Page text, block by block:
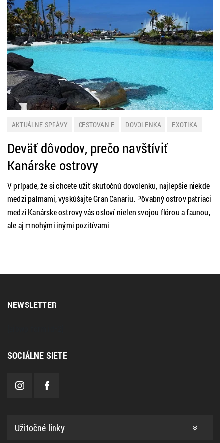
AKTUÁLNE SPRÁVY CESTOVANIE DOVOLENKA
EXOTIKA
Deväť dôvodov, prečo navštíviť
Kanárske ostrovy
V prípade, že si chcete užiť skutočnú dovolenku, najlepšie niekde
medzi palmami, vyskúšajte Gran Canariu. Pôvabný ostrov patriaci
medzi Kanárske ostrovy vás osloví nielen svojou flórou a faunou,
ale aj mnohými inými pozitívami.
NEWSLETTER
SOCIÁLNE SIETE
Užitočné linky